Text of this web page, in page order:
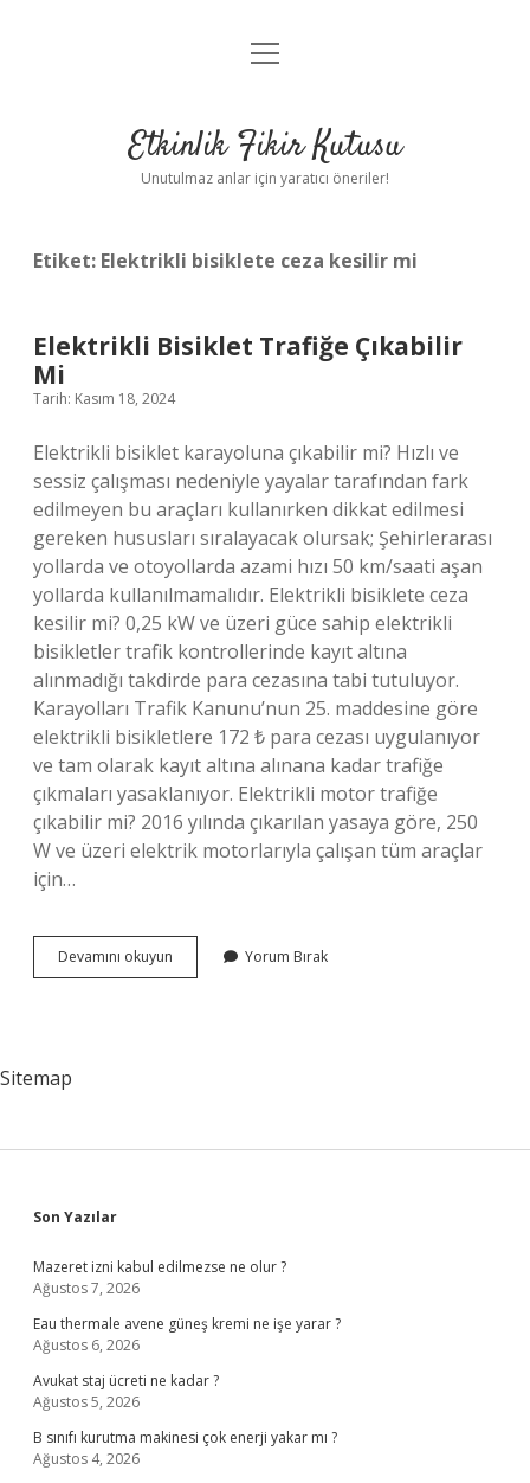
Anasayfa
Yasal Uyarı
menüyü
Etkinlik Fikir Kutusu
Unutulmaz anlar için yaratıcı öneriler!
Etiket: Elektrikli bisiklete ceza kesilir mi
Elektrikli Bisiklet Trafiğe Çıkabilir
Mi
Tarih: Kasım 18, 2024
Elektrikli bisiklet karayoluna çıkabilir mi? Hızlı ve
sessiz çalışması nedeniyle yayalar tarafından fark
edilmeyen bu araçları kullanırken dikkat edilmesi
gereken hususları sıralayacak olursak; Şehirlerarası
yollarda ve otoyollarda azami hızı 50 km/saati aşan
yollarda kullanılmamalıdır. Elektrikli bisiklete ceza
kesilir mi? 0,25 kW ve üzeri güce sahip elektrikli
bisikletler trafik kontrollerinde kayıt altına
alınmadığı takdirde para cezasına tabi tutuluyor.
Karayolları Trafik Kanunu’nun 25. maddesine göre
elektrikli bisikletlere 172 ₺ para cezası uygulanıyor
ve tam olarak kayıt altına alınana kadar trafiğe
çıkmaları yasaklanıyor. Elektrikli motor trafiğe
çıkabilir mi? 2016 yılında çıkarılan yasaya göre, 250
W ve üzeri elektrik motorlarıyla çalışan tüm araçlar
için…
Devamını okuyun Elektrikli
Bisiklet
Yorum Bırak
Sitemap
Sidebar
Son Yazılar
Mazeret izni kabul edilmezse ne olur ?
Ağustos 7, 2026
Eau thermale avene güneş kremi ne işe yarar ?
Ağustos 6, 2026
Avukat staj ücreti ne kadar ?
Ağustos 5, 2026
B sınıfı kurutma makinesi çok enerji yakar mı ?
Ağustos 4, 2026